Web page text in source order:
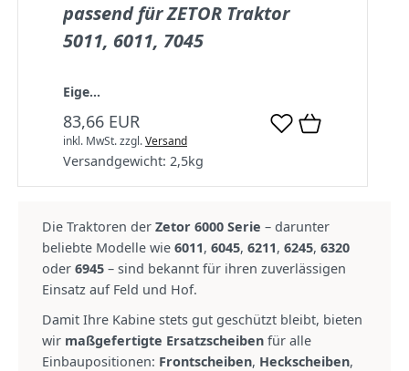
passend für ZETOR Traktor
5011, 6011, 7045
Eige...
83,66 EUR
inkl. MwSt.zzgl.Versand
Versandgewicht: 2,5kg
Die Traktoren der Zetor 6000 Serie – darunter
beliebte Modelle wie 6011, 6045, 6211, 6245, 6320
oder 6945 – sind bekannt für ihren zuverlässigen
Einsatz auf Feld und Hof.
Damit Ihre Kabine stets gut geschützt bleibt, bieten
wir maßgefertigte Ersatzscheiben für alle
Einbaupositionen: Frontscheiben, Heckscheiben,